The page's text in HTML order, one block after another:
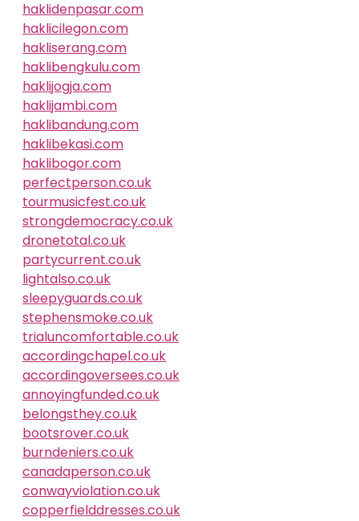
haklidenpasar.com
haklicilegon.com
hakliserang.com
haklibengkulu.com
haklijogja.com
haklijambi.com
haklibandung.com
haklibekasi.com
haklibogor.com
perfectperson.co.uk
tourmusicfest.co.uk
strongdemocracy.co.uk
dronetotal.co.uk
partycurrent.co.uk
lightalso.co.uk
sleepyguards.co.uk
stephensmoke.co.uk
trialuncomfortable.co.uk
accordingchapel.co.uk
accordingoversees.co.uk
annoyingfunded.co.uk
belongsthey.co.uk
bootsrover.co.uk
burndeniers.co.uk
canadaperson.co.uk
conwayviolation.co.uk
copperfielddresses.co.uk